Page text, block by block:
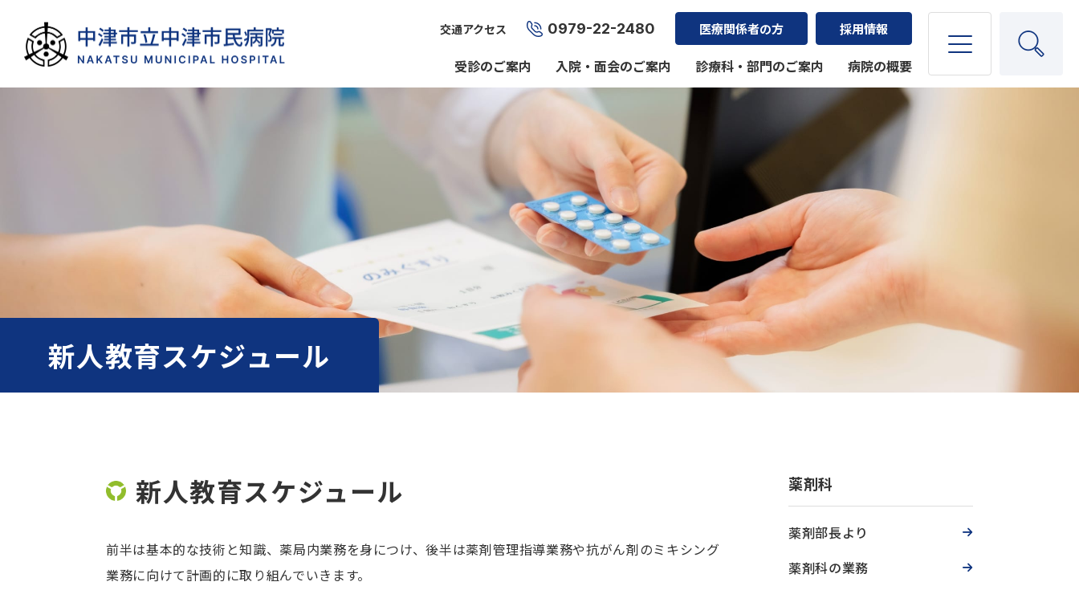
交通アクセス 0979-22-2480 医療関係者の方 採用情報
受診のご案内 入院・面会のご案内 診療科・部門のご案内 病院の概要
新人教育スケジュール
新人教育スケジュール
前半は基本的な技術と知識、薬局内業務を身につけ、後半は薬剤管理指導業務や抗がん剤のミキシング
業務に向けて計画的に取り組んでいきます。
薬剤科
薬剤部長より
薬剤科の業務